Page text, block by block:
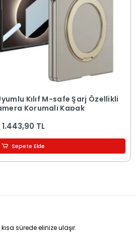
Kılıf M-safe Şarj Özellikli
Korumalı Kapak
1.443,90 TL
Sepete Ekle
sürede elinize ulaşır.